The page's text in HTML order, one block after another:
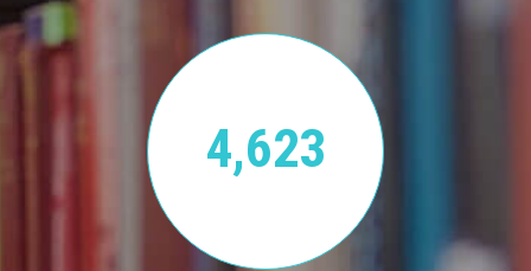
4,623